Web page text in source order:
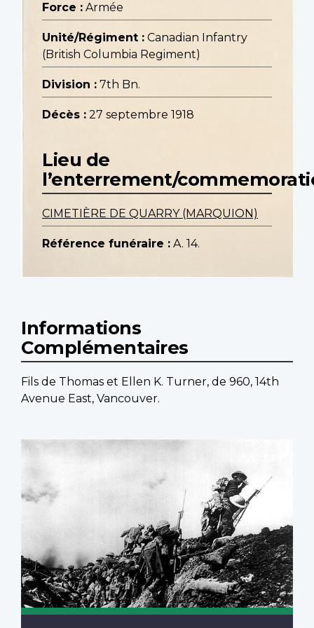
Force : Armée
Unité/Régiment : Canadian Infantry
(British Columbia Regiment)
Division : 7th Bn.
Décès : 27 septembre 1918
Lieu de
l’enterrement/
CIMETIÈRE DE QUARRY (MARQUION)
Référence funéraire : A. 14.
Informations
Complémentaires
Fils de Thomas et Ellen K. Turner, de 960, 14th
Avenue East, Vancouver.